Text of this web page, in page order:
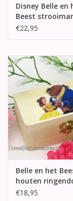
Disney Belle en
Beest
€22,95
Belle en het
houten
€18,95